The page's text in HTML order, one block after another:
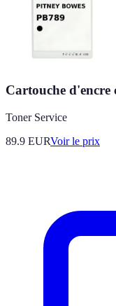
Cartouche
Toner Service
89.9 EURVoir le prix